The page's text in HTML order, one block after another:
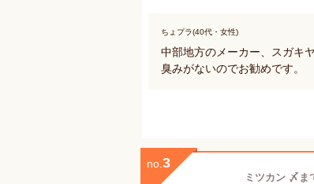
ちょプラ(40代・女性)
中部地方のメーカー、スガキ
臭みがないのでお勧めです。
no. 3
ミツカン 〆